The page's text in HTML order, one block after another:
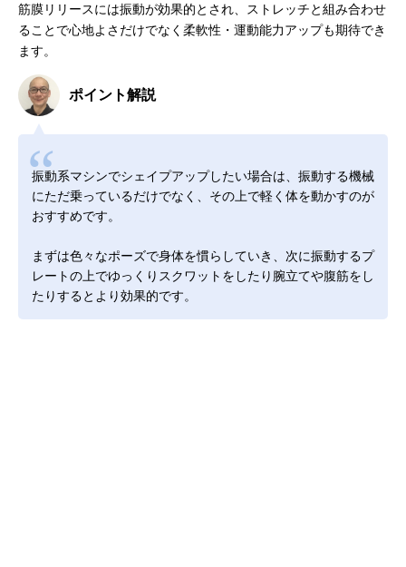
筋膜リリースには振動が効果的とされ、ストレッチと組み合わせ
ることで心地よさだけでなく柔軟性・運動能力アップも期待でき
ます。
ポイント解説
振動系マシンでシェイプアップしたい場合は、振動する機械
にただ乗っているだけでなく、その上で軽く体を動かすのが
おすすめです。
まずは色々なポーズで身体を慣らしていき、次に振動するプ
レートの上でゆっくりスクワットをしたり腕立てや腹筋をし
たりするとより効果的です。